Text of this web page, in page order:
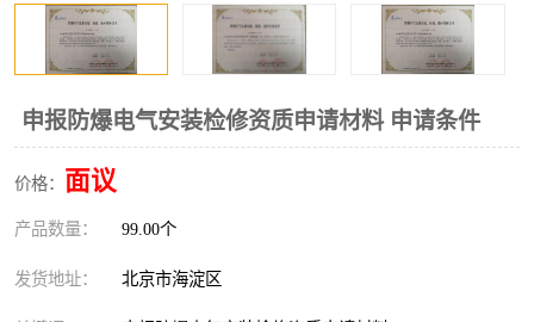
申报防爆电气安装检修资质申请材料 申请条件
价格： 面议
产品数量： 99.00个
发货地址： 北京市海淀区